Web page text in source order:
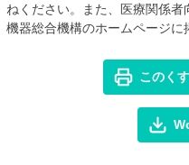
ねください。また、医療関係
機器総合機構のホームページに
このく